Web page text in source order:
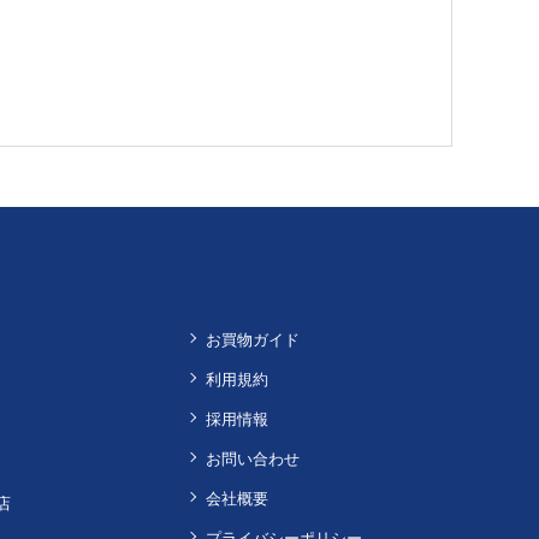
お買物ガイド
利用規約
採用情報
お問い合わせ
会社概要